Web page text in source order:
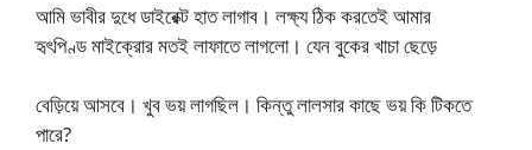
আমি ভাবীর দুধে ডাইরেক্ট হাত লাগাব। লক্ষ্য ঠিক করতেই আমার
হৃৎপিণ্ড মাইক্রোর মতই লাফাতে লাগলো। যেন বুকের খাচা ছেড়ে
বেড়িয়ে আসবে। খুব ভয় লাগছিল। কিন্তু লালসার কাছে ভয় কি টিকতে
পারে?